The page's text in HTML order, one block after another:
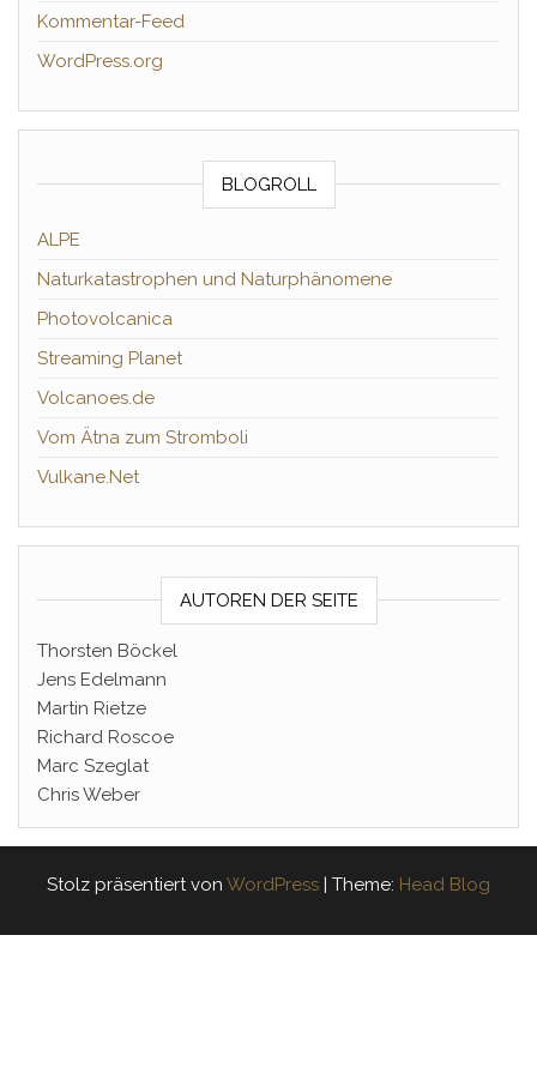
Kommentar-Feed
WordPress.org
BLOGROLL
ALPE
Naturkatastrophen und Naturphänomene
Photovolcanica
Streaming Planet
Volcanoes.de
Vom Ätna zum Stromboli
Vulkane.Net
AUTOREN DER SEITE
Thorsten Böckel
Jens Edelmann
Martin Rietze
Richard Roscoe
Marc Szeglat
Chris Weber
Stolz präsentiert von WordPress | Theme: Head Blog